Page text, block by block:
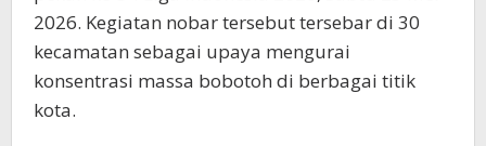
2026. Kegiatan nobar tersebut tersebar di 30
kecamatan sebagai upaya mengurai
konsentrasi massa bobotoh di berbagai titik
kota.